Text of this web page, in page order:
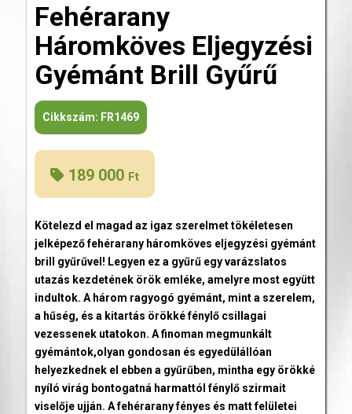
Fehérarany
Háromköves Eljegyzési
Gyémánt Brill Gyűrű
Cikkszám: FR1469
189 000 Ft
Kötelezd el magad az igaz szerelmet tökéletesen
jelképező fehérarany háromköves eljegyzési gyémánt
brill gyűrűvel! Legyen ez a gyűrű egy varázslatos
utazás kezdetének örök emléke, amelyre most együtt
indultok. A három ragyogó gyémánt, mint a szerelem,
a hűség, és a kitartás örökké fénylő csillagai
vezessenek utatokon. A finoman megmunkált
gyémántok,olyan gondosan és egyedülállóan
helyezkednek el ebben a gyűrűben, mintha egy örökké
nyíló virág bontogatná harmattól fénylő szirmait
viselője ujján. A fehérarany fényes és matt felületei